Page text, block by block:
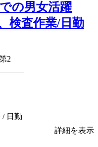
の男女活躍
検査作業/日勤
2
/ 日勤
詳細を表示